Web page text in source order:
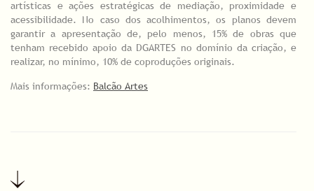
artísticas e ações estratégicas de mediação, proximidade e
acessibilidade. No caso dos acolhimentos, os planos devem
garantir a apresentação de, pelo menos, 15% de obras que
tenham recebido apoio da DGARTES no domínio da criação, e
realizar, no mínimo, 10% de coproduções originais.
Mais informações: Balcão Artes